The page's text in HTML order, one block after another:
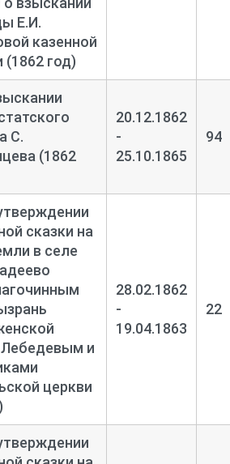
Е.И.
казенной
год)
С.
(1862
20.12.1862
-
25.10.1865
94
сказки на
в селе
Лебедевым и
церкви
28.02.1862
-
19.04.1863
22